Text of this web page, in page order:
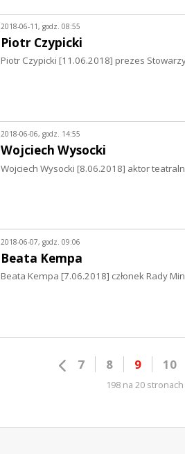
2018-06-11, godz. 08:55
Piotr Czypicki
Piotr Czypicki [11.06.2018] prezes
2018-06-06, godz. 14:55
Wojciech Wysocki
Wojciech Wysocki [8.06.2018] aktor
2018-06-07, godz. 09:06
Beata Kempa
Beata Kempa [7.06.2018] członek Rady
7 8 9 10
198 na 20 stronach